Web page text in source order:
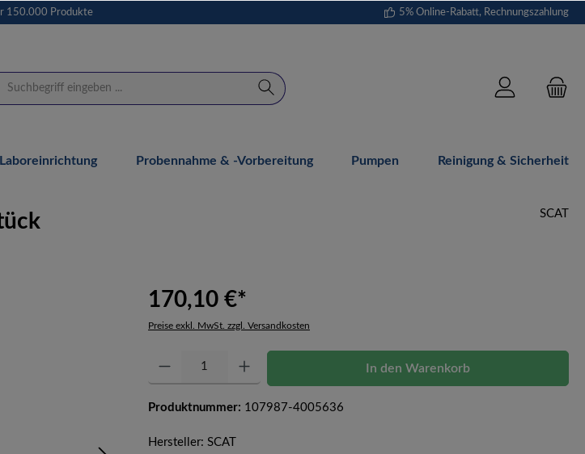
150.000 Produkte 5% Online-Rabatt, Rechnungszahlung
Laboreinrichtung Probennahme & -vorbereitung Pumpen Reinigung & Sicherheit
SCAT
170,10 €*
Preise exkl. MwSt. zzgl. Versandkosten
Produkt Anzahl: Gib den gewünschten Wert ein oder benutze die Schaltflächen um die Anzahl zu
In den Warenkorb
Produktnummer: 107987-4005636
Hersteller: SCAT